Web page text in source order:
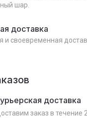
шар.
доставка
и своевременная
доставка
заказ в течение